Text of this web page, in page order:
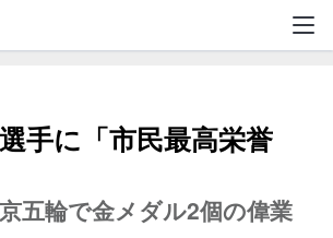
手に「市民最高栄誉
五輪で金メダル2個の偉業